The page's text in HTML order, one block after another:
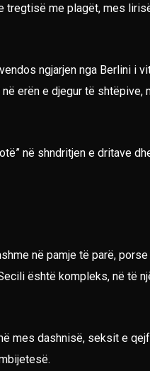
tregtisë me plagët, mes
ngjarjen nga Berlini i
erën e djegur të
në shndritjen e dritave
në pamje të parë,
është kompleks, në të
mes dashnisë, seksit e